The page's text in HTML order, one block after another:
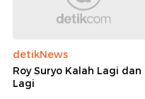
detikNews
Roy Suryo Kalah Lagi dan
Lagi